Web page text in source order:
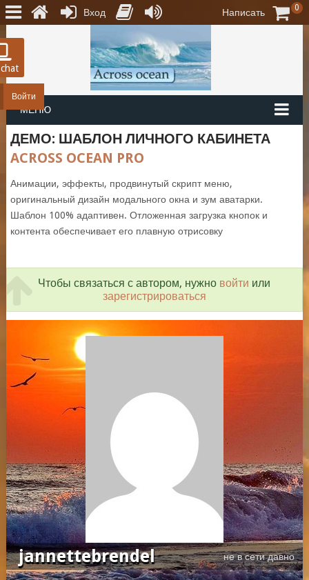
Войти
МЕНЮ
ДЕМО: ШАБЛОН ЛИЧНОГО КАБИНЕТА
ACROSS OCEAN PRO
Анимации, эффекты, продвинутый скрипт меню,
оригинальный дизайн модального окна и зум аватарки.
Шаблон 100% адаптивен. Отложенная загрузка кнопок и
контента обеспечивает его плавную отрисовку
Чтобы связаться с автором, нужно войти или
зарегистрироваться
jannettebrendel не в сети давно
Вход Написать 0